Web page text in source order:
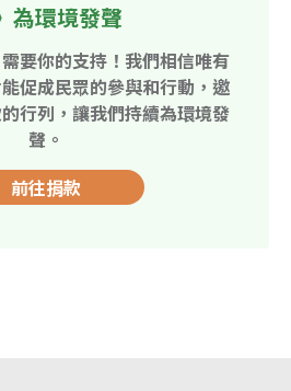
為環境發聲
要你的支持！我們相信唯有
促成民眾的參與和行動，邀
行列，讓我們持續為環境發
聲。
前往捐款